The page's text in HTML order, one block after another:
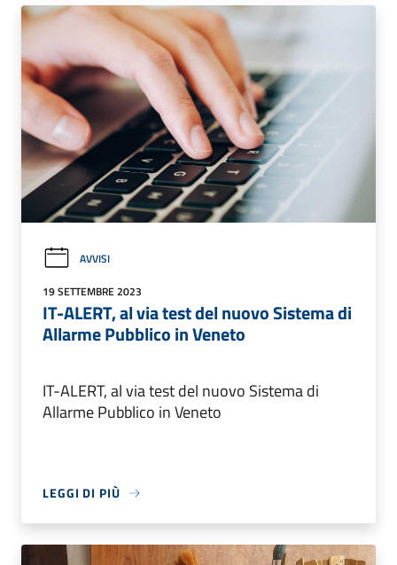
AVVISI
19 SETTEMBRE 2023
IT-ALERT, al via test del nuovo Sistema di
Allarme Pubblico in Veneto
IT-ALERT, al via test del nuovo Sistema di
Allarme Pubblico in Veneto
LEGGI DI PIÙ